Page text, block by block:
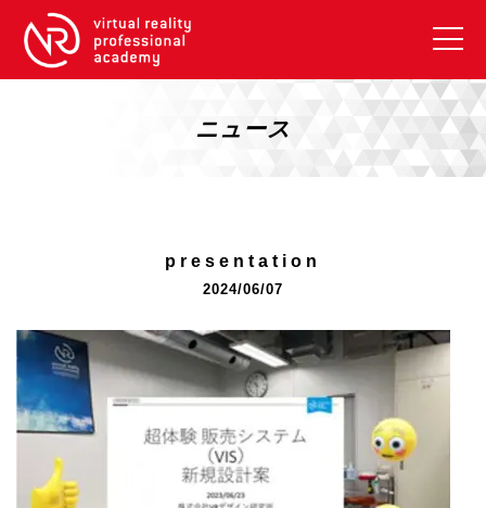
VRアカデミーとは
【2026年10月】ARエキスパートコース
【2026年10月】XRプロフェッショナル
《リスキリング補助金コース》
リスキリング補助金対象コース説明
《SDGs》
U-15メタバースプログラミング講座
ニュース
presentation
2024/06/07